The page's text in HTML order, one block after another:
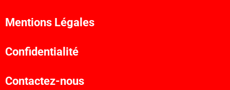
Mentions Légales
Confidentialité
Contactez-nous